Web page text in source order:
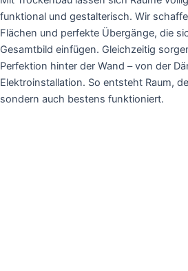
funktional und gestalterisch. Wir
Flächen und perfekte Übergänge, die
Gesamtbild einfügen. Gleichzeitig
Perfektion hinter der Wand – von der
Elektroinstallation. So entsteht Raum,
sondern auch bestens funktioniert.